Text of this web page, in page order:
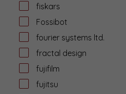
fiskars
Fossibot
fourier systems ltd.
fractal design
fujifilm
fujitsu